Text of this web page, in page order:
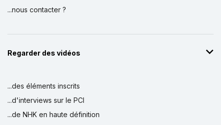
...nous contacter ?
Regarder des vidéos
...des éléments inscrits
...d'interviews sur le PCI
...de NHK en haute définition